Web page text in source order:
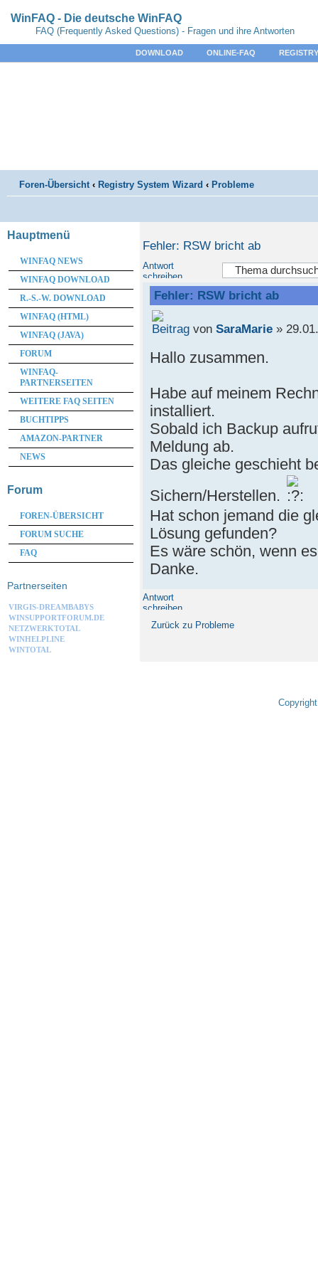
WinFAQ - Die deutsche WinFAQ
FAQ (Frequently Asked Questions) - Fragen und ihre Antworten
DOWNLOAD ONLINE-FAQ
Foren-Übersicht ‹ Registry System Wizard ‹ Probleme
Fehler: RSW bricht ab
Antwort
schreiben
Fehler: RSW bricht ab
von SaraMarie»
Hallo zusammen.
Habe auf meinem
installiert.
Sobald ich Backup
Meldung ab.
Das gleiche geschieht
Sichern/Herstellen.
Hat schon jemand die
Lösung gefunden?
Es wäre schön, wenn
Danke.
Antwort
schreiben
Zurück zu Probleme
Hauptmenü
WINFAQ NEWS
WINFAQ DOWNLOAD
R.-S.-W. DOWNLOAD
WINFAQ (HTML)
WINFAQ (JAVA)
FORUM
WINFAQ-
PARTNERSEITEN
WEITERE FAQ SEITEN
BUCHTIPPS
AMAZON-PARTNER
NEWS
Forum
FOREN-ÜBERSICHT
FORUM SUCHE
FAQ
Partnerseiten
VIRGIS-DREAMBABYS
WINSUPPORTFORUM.DE
NETZWERKTOTAL
WINHELPLINE
WINTOTAL